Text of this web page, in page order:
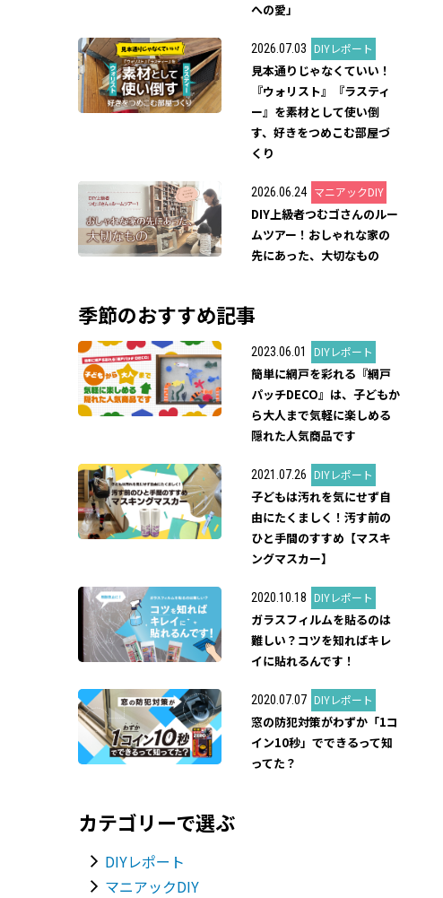
への愛」
2026.07.03 DIYレポート
見本通りじゃなくていい！
『ウォリスト』『ラスティ
ー』を素材として使い倒
す、好きをつめこむ部屋づ
くり
2026.06.24 マニアックDIY
DIY上級者つむゴさんのルー
ムツアー！おしゃれな家の
先にあった、大切なもの
季節のおすすめ記事
2023.06.01 DIYレポート
簡単に網戸を彩れる『網戸
パッチDECO』は、子どもか
ら大人まで気軽に楽しめる
隠れた人気商品です
2021.07.26 DIYレポート
子どもは汚れを気にせず自
由にたくましく！汚す前の
ひと手間のすすめ【マスキ
ングマスカー】
2020.10.18 DIYレポート
ガラスフィルムを貼るのは
難しい？コツを知ればキレ
イに貼れるんです！
2020.07.07 DIYレポート
窓の防犯対策がわずか「1コ
イン10秒」でできるって知
ってた？
カテゴリーで選ぶ
DIYレポート
マニアックDIY